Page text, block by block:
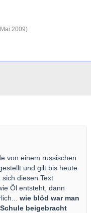
2009)
von einem russischen
und gilt bis heute
diesen Text
Öl entsteht, dann
wie blöd war man
beigebracht